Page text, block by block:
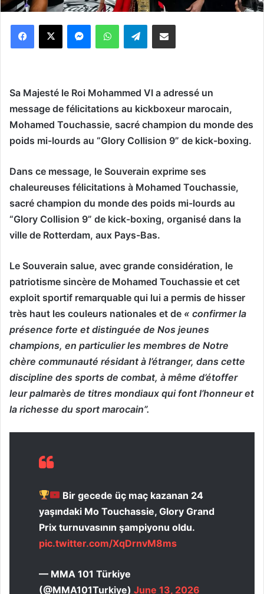
WhatsApp Telegram
Sa Majesté le Roi Mohammed VI a adressé un
message de félicitations au kickboxeur marocain,
Mohamed Touchassie, sacré champion du monde des
poids mi-lourds au “Glory Collision 9” de kick-boxing.
Dans ce message, le Souverain exprime ses
chaleureuses félicitations à Mohamed Touchassie,
sacré champion du monde des poids mi-lourds au
“Glory Collision 9” de kick-boxing, organisé dans la
ville de Rotterdam, aux Pays-Bas.
Le Souverain salue, avec grande considération, le
patriotisme sincère de Mohamed Touchassie et cet
exploit sportif remarquable qui lui a permis de hisser
très haut les couleurs nationales et de « confirmer la
présence forte et distinguée de Nos jeunes
champions, en particulier les membres de Notre
chère communauté résidant à l’étranger, dans cette
discipline des sports de combat, à même d’étoffer
leur palmarès de titres mondiaux qui font l’honneur et
la richesse du sport marocain”.
Bir gecede üç maç kazanan 24
yaşındaki Mo Touchassie, Glory Grand
Prix turnuvasının şampiyonu oldu.
pic.twitter.com/XqDrnvM8ms
— MMA 101 Türkiye
(@MMA101Turkiye) June 13, 2026